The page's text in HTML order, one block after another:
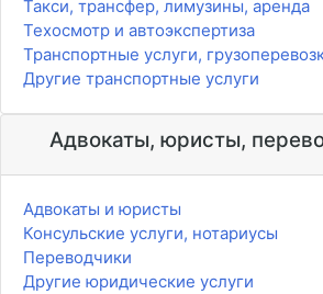
Такси, трансфер, лимузины, аренда
Техосмотр и автоэкспертиза
Транспортные услуги,
Другие транспортные услуги
Адвокаты, юристы,
Адвокаты и юристы
Консульские услуги, нотариусы
Переводчики
Другие юридические услуги